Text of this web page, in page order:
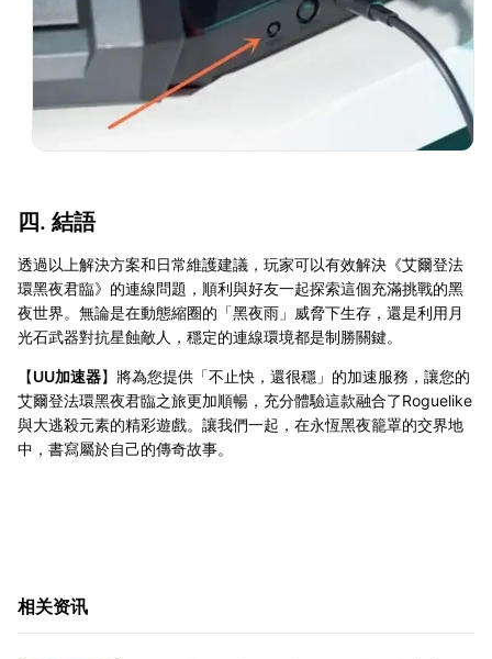
四. 結語
透過以上解決方案和日常維護建議，玩家可以有效解決《艾爾登法
環黑夜君臨》的連線問題，順利與好友一起探索這個充滿挑戰的黑
夜世界。無論是在動態縮圈的「黑夜雨」威脅下生存，還是利用月
光石武器對抗星蝕敵人，穩定的連線環境都是制勝關鍵。
【UU加速器】將為您提供「不止快，還很穩」的加速服務，讓您的
艾爾登法環黑夜君臨之旅更加順暢，充分體驗這款融合了Roguelike
與大逃殺元素的精彩遊戲。讓我們一起，在永恆黑夜籠罩的交界地
中，書寫屬於自己的傳奇故事。
相关资讯